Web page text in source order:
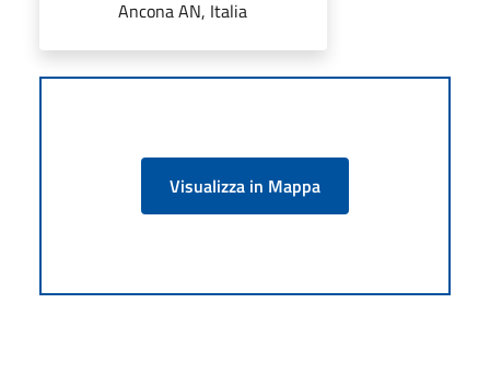
Ancona AN, Italia
Visualizza in Mappa